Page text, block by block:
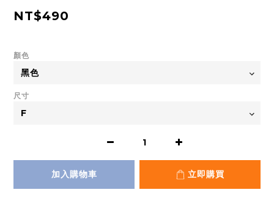
NT$490
顏色
尺寸
加入購物車 立即購買